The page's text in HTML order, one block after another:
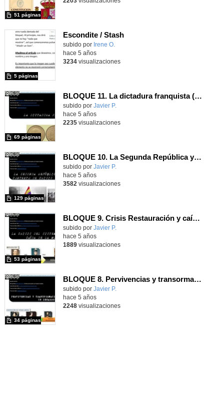
51 páginas
Escondite / Stash
subido por Irene O.
5 páginas
hace 5 años
3234visualizaciones
BLOQUE 11. La dictadura franquista (1939-1975)
Contenido educativo.
subido por Javier P.
69 páginas
hace 5 años
2235visualizaciones
BLOQUE 10. La Segunda República y la Guerra Civil
Contenido educativo.
subido por Javier P.
129 páginas
hace 5 años
3582 visualizaciones
BLOQUE 9. Crisis Restauración y caída de la Monarquía (1902-1931)
Contenido educativo.
subido por Javier P.
53 páginas
hace 5 años
1889visualizaciones
BLOQUE 8. Pervivencias y transormaciones ESPAÑA SIGLO XIX
Contenido educativo.
subido por Javier P.
34 páginas
hace 5 años
2248visualizaciones